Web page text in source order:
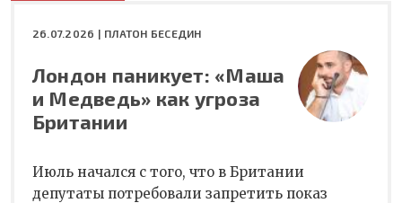
26.07.2026 | ПЛАТОН БЕСЕДИН
Лондон паникует: «Маша
и Медведь» как угроза
Британии
Июль начался с того, что в Британии
депутаты потребовали запретить показ